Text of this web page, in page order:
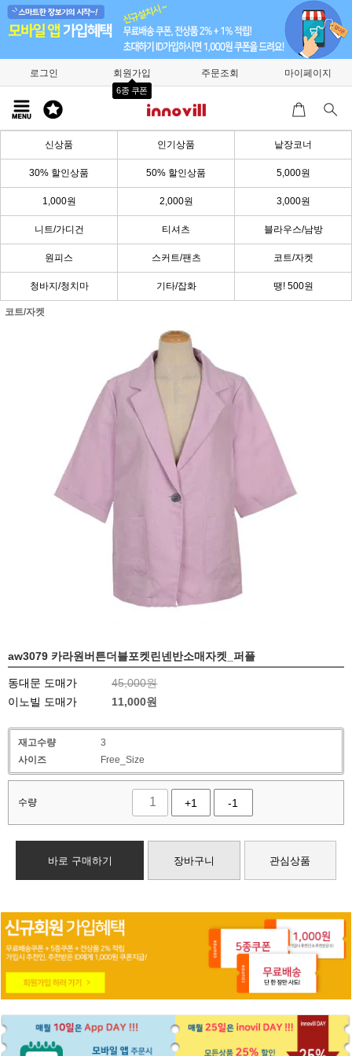
로그인 회원가입
6종 쿠폰
주문조회 마이페이지
신상품 인기상품 낱장코너
30% 할인상품 50% 할인상품 5,000원
1,000원 2,000원 3,000원
니트/가디건 티셔츠 블라우스/남방
원피스 스커트/팬츠 코트/자켓
청바지/청치마 기타/잡화 땡! 500원
코트/자켓
aw3079 카라원버튼더블포켓린넨반소매자켓_퍼플
동대문 도매가
45,000원
이노빌 도매가
11,000원
재고수량
3
사이즈
Free_Size
수량 +1 -1
바로 구매하기 장바구니 관심상품